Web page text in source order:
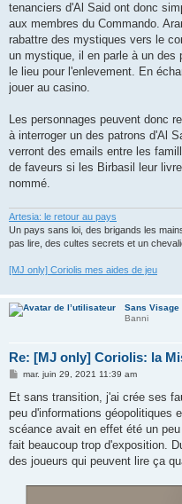
tenanciers d'Al Said ont donc
aux membres du Commando.
rabattre des mystiques vers le
un mystique, il en parle à un des
le lieu pour l'enlevement. En
jouer au casino.
Les personnages peuvent donc
à interroger un des patrons d'Al
verront des emails entre les
de faveurs si les Birbasil leur
nommé.
Artesia: le retour au pays
Un pays sans loi, des brigands les
pas lire, des cultes secrets et un
[MJ only] Coriolis mes aides de jeu
Sans Visage
Banni
Re: [MJ only] Coriolis: la
M
s
a
g
mar. juin 29, 2021 11:39 am
Et sans transition, j'ai crée ses
peu d'informations géopolitiques
scéance avait en effet été un
fait beaucoup trop d'exposition.
des joueurs qui peuvent lire ça